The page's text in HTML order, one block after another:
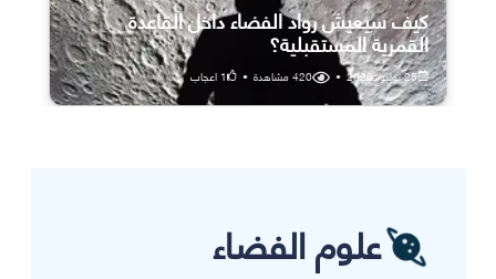
كيف سيعيش رواد الفضاء داخل القاعدة
القمرية المستقبلية؟
25 يوليو، 2026 •
420مشاهدة •
1اعجاب
علوم الفضاء